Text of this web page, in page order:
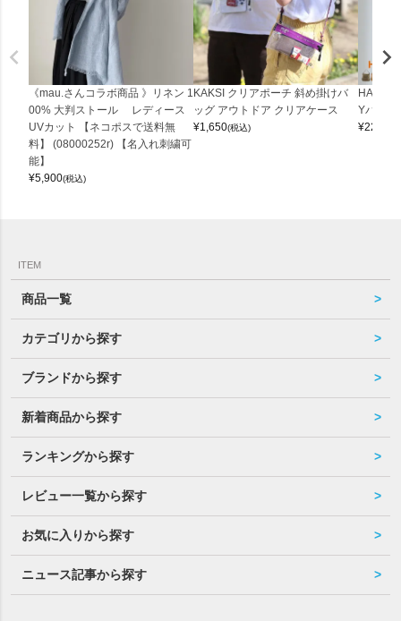
《mau.さんコラボ商品 》リネン 1
00% 大判ストール レディース
UVカット 【ネコポスで送料無
料】 (08000252r) 【名入れ刺繍可
能】
¥5,900(税込)
KAKSI クリアポーチ 斜め掛けバ
ッグ アウトドア クリアケース
¥1,650(税込)
Yバッグ
¥22,000
ITEM
商品一覧
カテゴリから探す
ブランドから探す
新着商品から探す
ランキングから探す
レビュー一覧から探す
お気に入りから探す
ニュース記事から探す